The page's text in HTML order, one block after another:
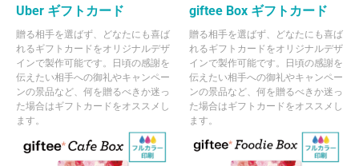
Uber ギフトカード
贈る相手を選ばず、どなたにも喜ば
れるギフトカードをオリジナルデザ
インで製作可能です。日頃の感謝を
伝えたい相手への御礼やキャンペー
ンの景品など、何を贈るべきか迷っ
た場合はギフトカードをオススメし
ます。
giftee Box ギフトカード
贈る相手を選ばず、どなたにも喜ば
れるギフトカードをオリジナルデザ
インで製作可能です。日頃の感謝を
伝えたい相手への御礼やキャンペー
ンの景品など、何を贈るべきか迷っ
た場合はギフトカードをオススメし
ます。